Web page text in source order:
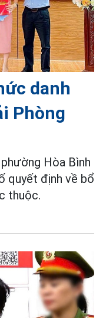
danh
Phòng
Hòa Bình
quyết định về bổ
thuộc.